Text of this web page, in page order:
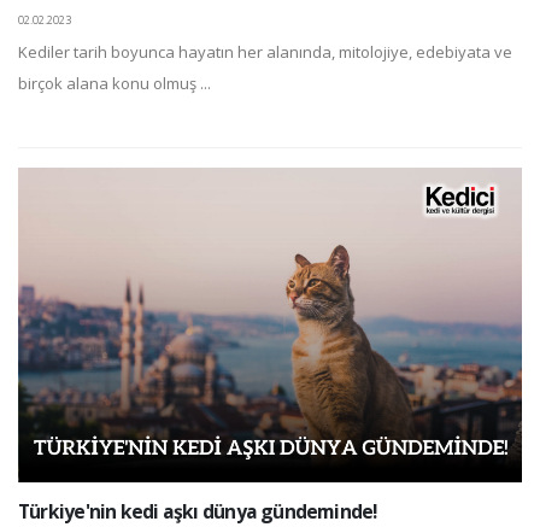
02.02.2023
Kediler tarih boyunca hayatın her alanında, mitolojiye, edebiyata ve
birçok alana konu olmuş ...
Türkiye'nin kedi aşkı dünya gündeminde!